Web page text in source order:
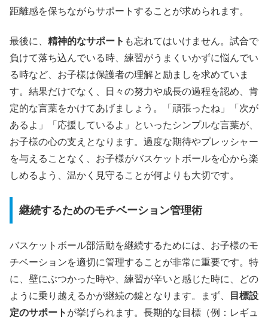
距離感を保ちながらサポートすることが求められます。
最後に、 精神的なサポート も忘れてはいけません。試合で
負けて落ち込んでいる時、練習がうまくいかずに悩んでい
る時など、お子様は保護者の理解と励ましを求めていま
す。結果だけでなく、日々の努力や成長の過程を認め、肯
定的な言葉をかけてあげましょう。「頑張ったね」「次が
あるよ」「応援しているよ」といったシンプルな言葉が、
お子様の心の支えとなります。過度な期待やプレッシャー
を与えることなく、お子様がバスケットボールを心から楽
しめるよう、温かく見守ることが何よりも大切です。
継続するためのモチベーション管理術
バスケットボール部活動を継続するためには、お子様のモ
チベーションを適切に管理することが非常に重要です。特
に、壁にぶつかった時や、練習が辛いと感じた時に、どの
ように乗り越えるかが継続の鍵となります。まず、
目標設
定のサポート が挙げられます。長期的な目標（例：レギュ